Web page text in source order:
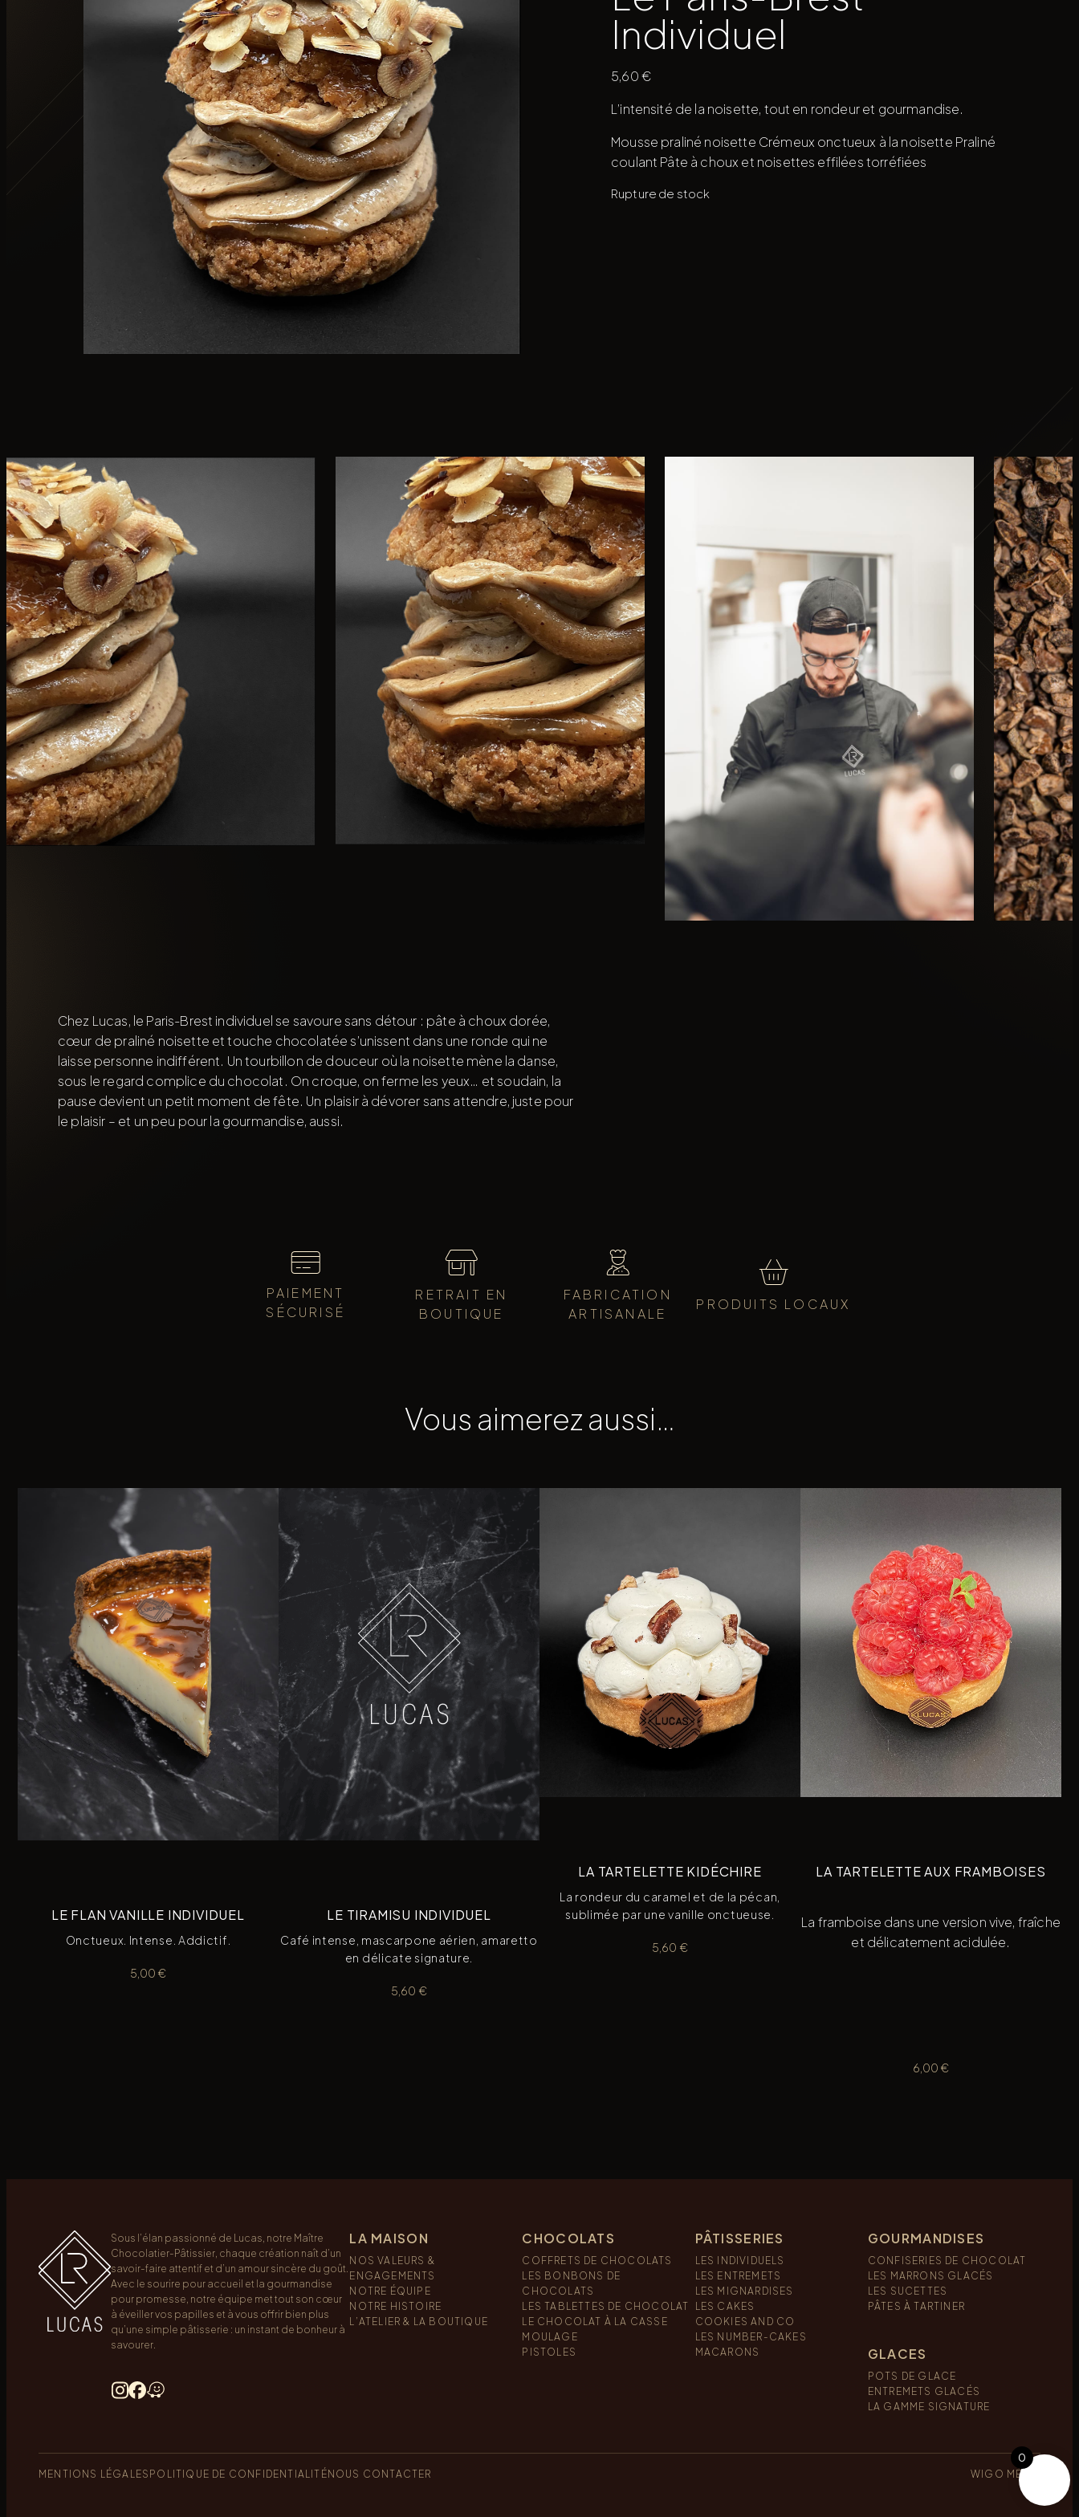
Individuel
5,60€
L’intensité de la noisette, tout en rondeur et gourmandise.
Mousse praliné noisette Crémeux onctueux à la noisette Praliné
coulant Pâte à choux et noisettes effilées torréfiées
Rupture de stock
Chez Lucas, le Paris-Brest individuel se savoure sans détour : pâte à choux dorée,
cœur de praliné noisette et touche chocolatée s’unissent dans une ronde qui ne
laisse personne indifférent. Un tourbillon de douceur où la noisette mène la danse,
sous le regard complice du chocolat. On croque, on ferme les yeux… et soudain, la
pause devient un petit moment de fête. Un plaisir à dévorer sans attendre, juste pour
le plaisir – et un peu pour la gourmandise, aussi.
PAIEMENT
SÉCURISÉ
RETRAIT EN
BOUTIQUE
FABRICATION
ARTISANALE
PRODUITS LOCAUX
Vous aimerez aussi…
LE FLAN VANILLE INDIVIDUEL
Onctueux. Intense. Addictif.
5,00 €
LE TIRAMISU INDIVIDUEL
Café intense, mascarpone aérien, amaretto
en délicate signature.
5,60 €
LA TARTELETTE KIDÉCHIRE
La rondeur du caramel et de la pécan,
sublimée par une vanille onctueuse.
5,60 €
LA TARTELETTE AUX FRAMBOISES
La framboise dans une version vive, fraîche
et délicatement acidulée.
6,00 €
Sous l’élan passionné de Lucas, notre Maître
Chocolatier-Pâtissier, chaque création naît d’un
savoir-faire attentif et d’un amour sincère du goût.
Avec le sourire pour accueil et la gourmandise
pour promesse, notre équipe met tout son cœur
à éveiller vos papilles et à vous offrir bien plus
qu’une simple pâtisserie : un instant de bonheur à
savourer.
LA MAISON
NOS VALEURS &
ENGAGEMENTS
NOTRE ÉQUIPE
NOTRE HISTOIRE
L’ATELIER & LA BOUTIQUE
CHOCOLATS
COFFRETS DE CHOCOLATS
LES BONBONS DE
CHOCOLATS
LES TABLETTES DE CHOCOLAT
LE CHOCOLAT À LA CASSE
MOULAGE
PISTOLES
PÂTISSERIES
LES INDIVIDUELS
LES ENTREMETS
LES MIGNARDISES
LES CAKES
COOKIES AND CO
LES NUMBER-CAKES
MACARONS
GOURMANDISES
CONFISERIES DE CHOCOLAT
LES MARRONS GLACÉS
LES SUCETTES
PÂTES À TARTINER
GLACES
POTS DE GLACE
ENTREMETS GLACÉS
LA GAMME SIGNATURE
MENTIONS LÉGALES POLITIQUE DE CONFIDENTIALITÉNOUS CONTACTER WIGO MÉDIA
0